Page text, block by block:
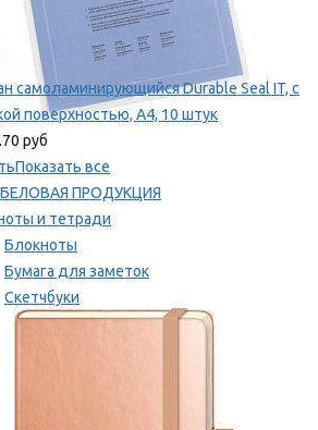
самоламинирующийся Durable Seal IT, с
поверхностью, A4, 10 штук
руб
Показать все
ПРОДУКЦИЯ
и тетради
Блокноты
Бумага для заметок
Скетчбуки
Тетради